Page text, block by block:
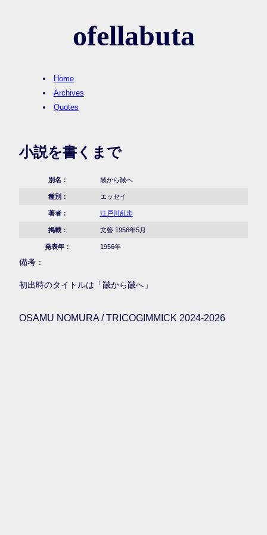
ofellabuta
Home
Archives
Quotes
小説を書くまで
別名： 馘から馘へ
種別： エッセイ
著者： 江戸川乱歩
掲載： 文藝 1956年5月
発表年： 1956年
備考：
初出時のタイトルは「馘から馘へ」
OSAMU NOMURA / TRICOGIMMICK 2024-2026